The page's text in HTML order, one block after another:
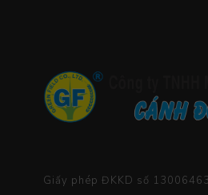
Giấy phép ĐKKD số